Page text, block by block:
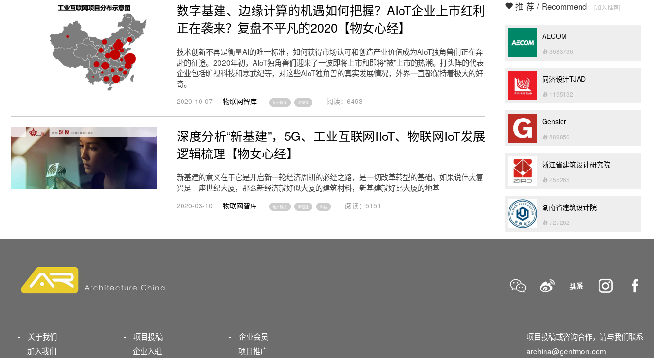
数字基建、边缘计算的机遇如何把握？AIoT企业上市红利
正在袭来？复盘不平凡的2020【物女心经】
技术创新不再是衡量AI的唯一标准，如何获得市场认可和创造产业价值成为AIoT独角兽们正在奔
赴的征途。2020年初，AIoT独角兽们迎来了一波即将上市和即将“被”上市的热潮。打头阵的代表
企业包括旷视科技和寒武纪等，对这些AIoT独角兽的真实发展情况，外界一直都保持着极大的好
奇。
2020-10-07 物联网智库 地产科技 新基建 阅读：6493
深度分析“新基建”，5G、工业互联网IIoT、物联网IoT发展
逻辑梳理【物女心经】
新基建的意义在于它是开启新一轮经济周期的必经之路，是一切改革转型的基础。如果说伟大复
兴是一座世纪大厦，那么新经济就好似大厦的建筑材料，新基建就好比大厦的地基
2020-03-10 物联网智库 地产科技 新基建 科技 阅读：5151
推 荐 / Recommend [加入推荐]
AECOM
3683736
同济设计TJAD
1195132
Gensler
889850
浙江省建筑设计研究院
255265
湖南省建筑设计院
727262
-
关于我们
加入我们
-
项目投稿
企业入驻
-
企业会员
项目推广
项目投稿或咨询合作，请与我们联系
archina@gentmon.com